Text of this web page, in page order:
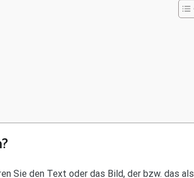
Sie den Text oder das Bild, der bzw. das als